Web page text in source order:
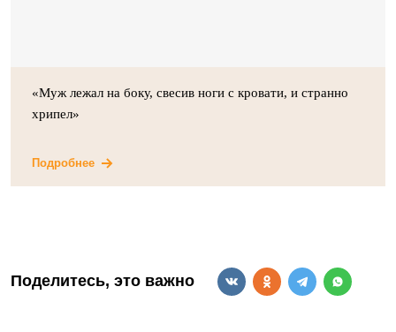
«Муж лежал на боку, свесив ноги с кровати, и странно
хрипел»
Подробнее
Поделитесь, это важно